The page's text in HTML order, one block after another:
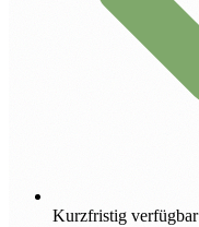
Kurzfristig verfügbar